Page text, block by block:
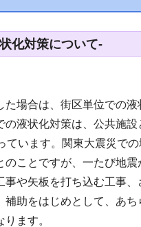
化対策について-
場合は、街区単位での
の液状化対策は、公共施
います。関東大震災で
のことですが、一たび地
事や矢板を打ち込む工事
助をはじめとして、あ
ます。